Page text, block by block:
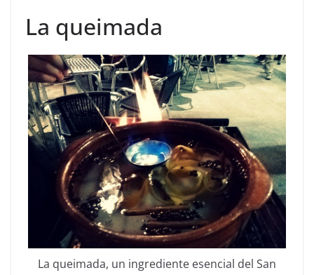
La queimada
La queimada, un ingrediente esencial del San